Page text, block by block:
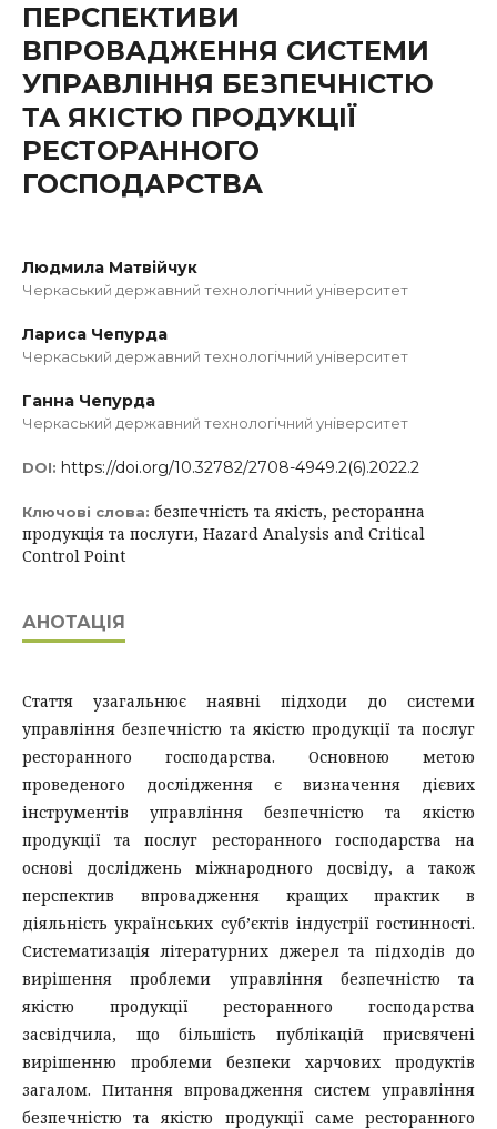
ПЕРСПЕКТИВИ
ВПРОВАДЖЕННЯ СИСТЕМИ
УПРАВЛІННЯ БЕЗПЕЧНІСТЮ
ТА ЯКІСТЮ ПРОДУКЦІЇ
РЕСТОРАННОГО
ГОСПОДАРСТВА
Людмила Матвійчук
Черкаський державний технологічний університет
Лариса Чепурда
Черкаський державний технологічний університет
Ганна Чепурда
Черкаський державний технологічний університет
DOI: https://doi.org/10.32782/2708-4949.2(6).2022.2
Ключові слова: безпечність та якість, ресторанна
продукція та послуги, Hazard Analysis and Critical
Control Point
АНОТАЦІЯ
Стаття узагальнює наявні підходи до системи
управління безпечністю та якістю продукції та послуг
ресторанного господарства. Основною метою
проведеного дослідження є визначення дієвих
інструментів управління безпечністю та якістю
продукції та послуг ресторанного господарства на
основі досліджень міжнародного досвіду, а також
перспектив впровадження кращих практик в
діяльність українських суб’єктів індустрії гостинності.
Систематизація літературних джерел та підходів до
вирішення проблеми управління безпечністю та
якістю продукції ресторанного господарства
засвідчила, що більшість публікацій присвячені
вирішенню проблеми безпеки харчових продуктів
загалом. Питання впровадження систем управління
безпечністю та якістю продукції саме ресторанного